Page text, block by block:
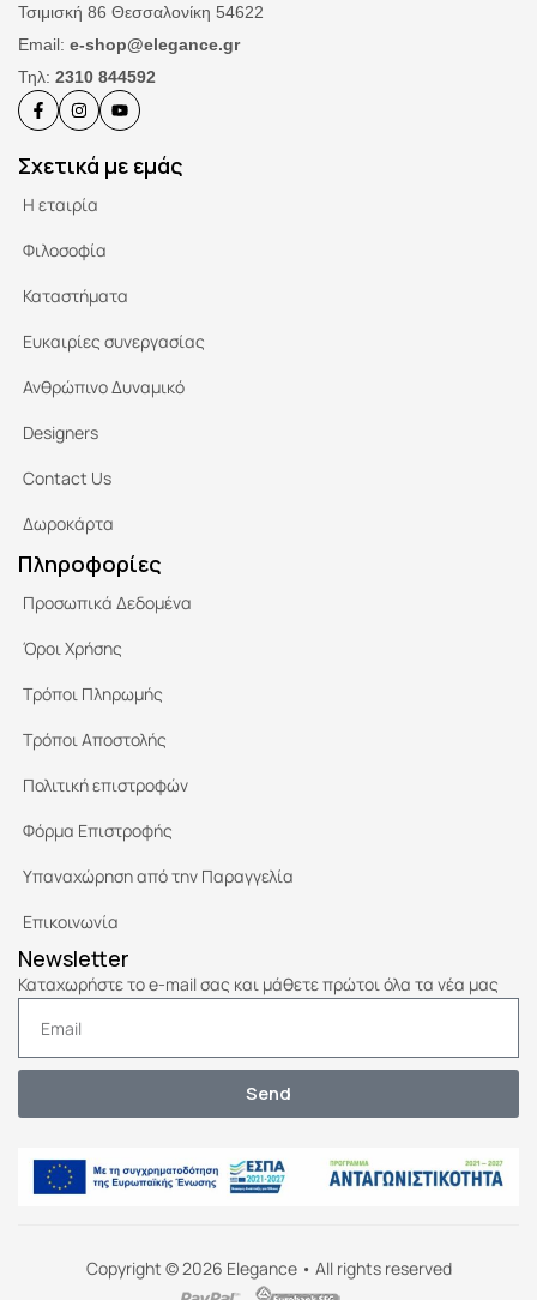
Τσιμισκή 86 Θεσσαλονίκη 54622
Email: e-shop@elegance.gr
Τηλ: 2310 844592
Σχετικά με εμάς
Η εταιρία
Φιλοσοφία
Καταστήματα
Ευκαιρίες συνεργασίας
Ανθρώπινο Δυναμικό
Designers
Contact Us
Δωροκάρτα
Πληροφορίες
Προσωπικά Δεδομένα
Όροι Χρήσης
Τρόποι Πληρωμής
Τρόποι Αποστολής
Πολιτική επιστροφών
Φόρμα Επιστροφής
Υπαναχώρηση από την Παραγγελία
Επικοινωνία
Newsletter
Καταχωρήστε το e-mail σας και μάθετε πρώτοι όλα τα νέα μας
Send
Copyright © 2026 Elegance • All rights reserved